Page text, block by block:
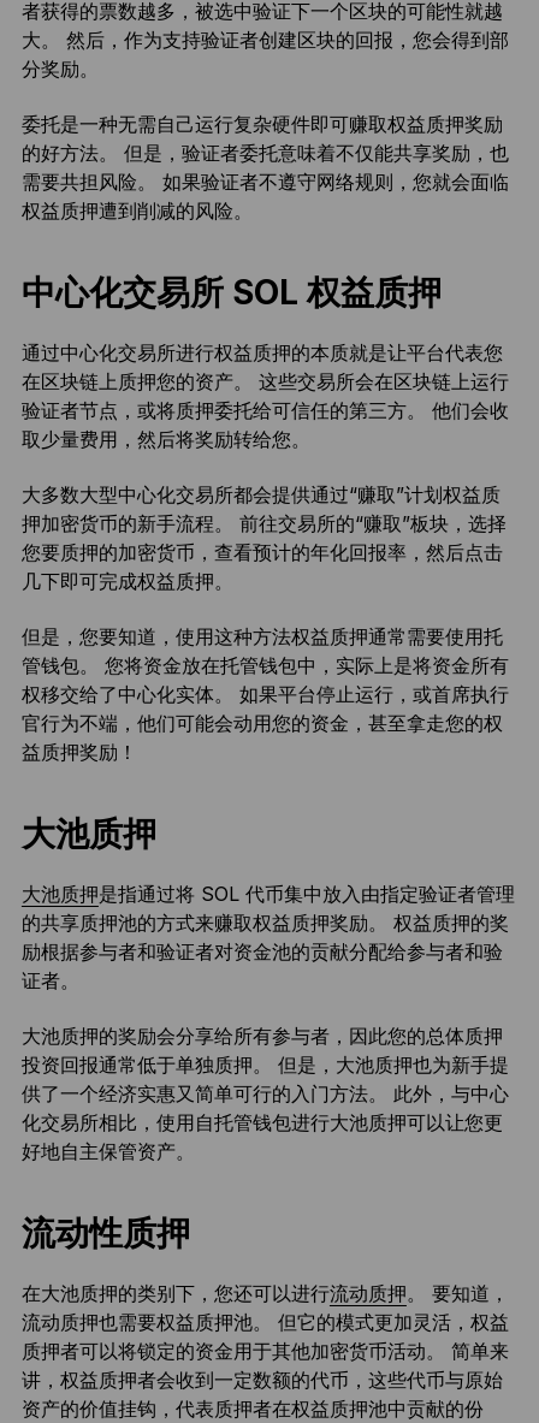
者获得的票数越多，被选中验证下一个区块的可能性就越
大。 然后，作为支持验证者创建区块的回报，您会得到部
分奖励。
委托是一种无需自己运行复杂硬件即可赚取权益质押奖励
的好方法。 但是，验证者委托意味着不仅能共享奖励，也
需要共担风险。 如果验证者不遵守网络规则，您就会面临
权益质押遭到削减的风险。
中心化交易所 SOL 权益质押
通过中心化交易所进行权益质押的本质就是让平台代表您
在区块链上质押您的资产。 这些交易所会在区块链上运行
验证者节点，或将质押委托给可信任的第三方。 他们会收
取少量费用，然后将奖励转给您。
大多数大型中心化交易所都会提供通过“赚取”计划权益质
押加密货币的新手流程。 前往交易所的“赚取”板块，选择
您要质押的加密货币，查看预计的年化回报率，然后点击
几下即可完成权益质押。
但是，您要知道，使用这种方法权益质押通常需要使用托
管钱包。 您将资金放在托管钱包中，实际上是将资金所有
权移交给了中心化实体。 如果平台停止运行，或首席执行
官行为不端，他们可能会动用您的资金，甚至拿走您的权
益质押奖励！
大池质押
大池质押是指通过将 SOL 代币集中放入由指定验证者管理
的共享质押池的方式来赚取权益质押奖励。 权益质押的奖
励根据参与者和验证者对资金池的贡献分配给参与者和验
证者。
大池质押的奖励会分享给所有参与者，因此您的总体质押
投资回报通常低于单独质押。 但是，大池质押也为新手提
供了一个经济实惠又简单可行的入门方法。 此外，与中心
化交易所相比，使用自托管钱包进行大池质押可以让您更
好地自主保管资产。
流动性质押
在大池质押的类别下，您还可以进行流动质押。 要知道，
流动质押也需要权益质押池。 但它的模式更加灵活，权益
质押者可以将锁定的资金用于其他加密货币活动。 简单来
讲，权益质押者会收到一定数额的代币，这些代币与原始
资产的价值挂钩，代表质押者在权益质押池中贡献的份